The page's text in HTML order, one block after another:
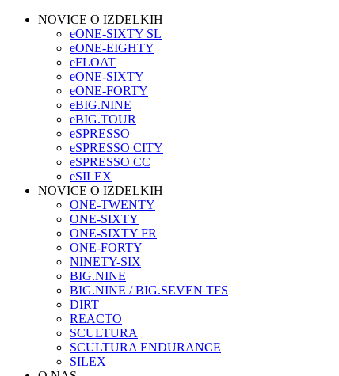
NOVICE O IZDELKIH
eONE-SIXTY SL
eONE-EIGHTY
eFLOAT
eONE-SIXTY
eONE-FORTY
eBIG.NINE
eBIG.TOUR
eSPRESSO
eSPRESSO CITY
eSPRESSO CC
eSILEX
NOVICE O IZDELKIH
ONE-TWENTY
ONE-SIXTY
ONE-SIXTY FR
ONE-FORTY
NINETY-SIX
BIG.NINE
BIG.NINE / BIG.SEVEN TFS
DIRT
REACTO
SCULTURA
SCULTURA ENDURANCE
SILEX